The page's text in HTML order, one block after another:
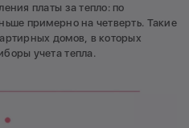
платы за тепло: по
примерно на четверть. Такие
домов, в которых
учета тепла.